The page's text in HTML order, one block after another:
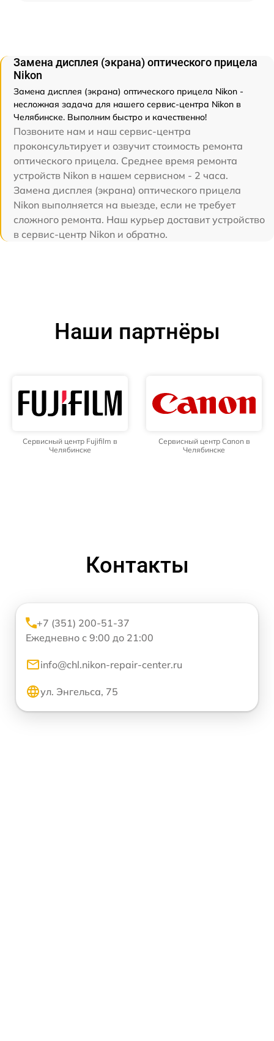
Замена дисплея (экрана) оптического прицела
Nikon
Замена дисплея (экрана) оптического прицела Nikon -
несложная задача для нашего сервис-центра Nikon в
Челябинске. Выполним быстро и качественно!
Позвоните нам и наш сервис-центра
проконсультирует и озвучит стоимость ремонта
оптического прицела. Среднее время ремонта
устройств Nikon в нашем сервисном - 2 часа.
Замена дисплея (экрана) оптического прицела
Nikon выполняется на выезде, если не требует
сложного ремонта. Наш курьер доставит устройство
в сервис-центр Nikon и обратно.
Наши партнёры
Сервисный центр Fujifilm в
Челябинске
Сервисный центр Canon в
Челябинске
Контакты
+7 (351) 200-51-37
Ежедневно с 9:00 до 21:00
info@chl.nikon-repair-center.ru
ул. Энгельса, 75